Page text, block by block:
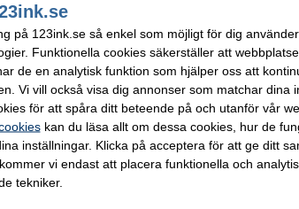
Beställ
av HP 304XL (N9K07AE) färgbläckpatron hög kapacitet
standarden (ISO-9001).
som originalet!)
på 123ink.se så enkel som möjligt för dig
Funktionella cookies säkerställer att
de en analytisk funktion som hjälper oss att
Vi vill också visa dig annonser som matchar dina
för att spåra ditt beteende på och utanför vår
kan du läsa allt om dessa cookies, hur de
inställningar. Klicka på acceptera för att ge ditt
vi endast att placera funktionella och
tekniker.